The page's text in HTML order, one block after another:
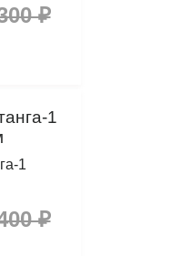
₽
1
₽